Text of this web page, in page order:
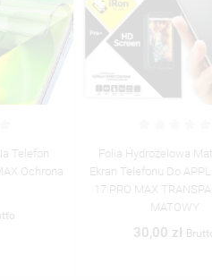
Folia Hydrożelowa Matowa Na
Ekran Telefonu Do APPLE IPHONE
17 PRO MAX TRANSPARENTNY
Brutto